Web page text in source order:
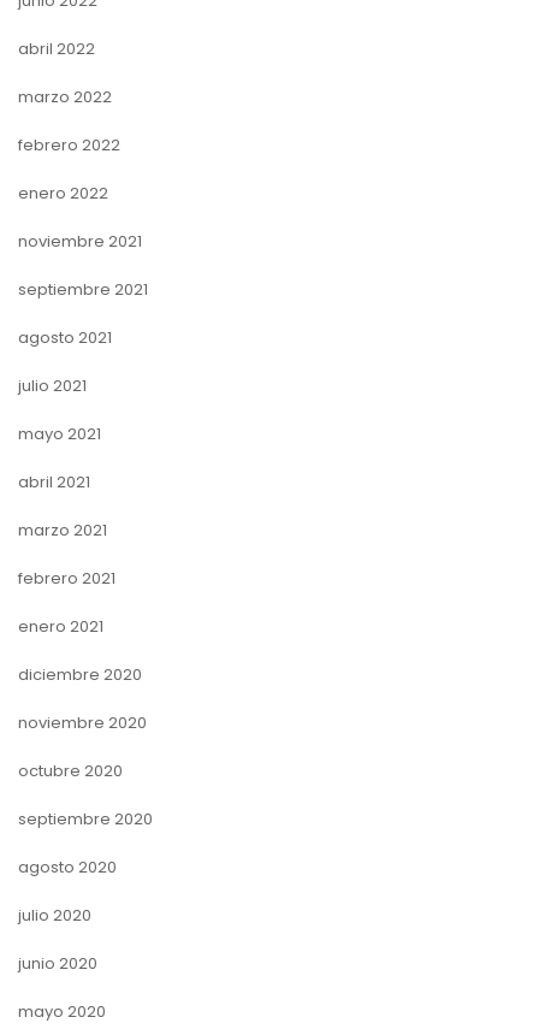
abril 2022
marzo 2022
febrero 2022
enero 2022
noviembre 2021
septiembre 2021
agosto 2021
julio 2021
mayo 2021
abril 2021
marzo 2021
febrero 2021
enero 2021
diciembre 2020
noviembre 2020
octubre 2020
septiembre 2020
agosto 2020
julio 2020
junio 2020
mayo 2020